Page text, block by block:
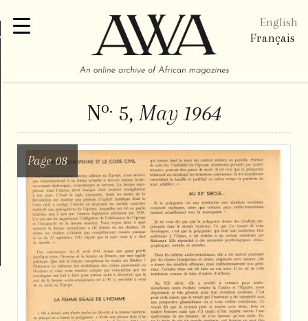
English
Français
No. 5, May 1964
Page 08